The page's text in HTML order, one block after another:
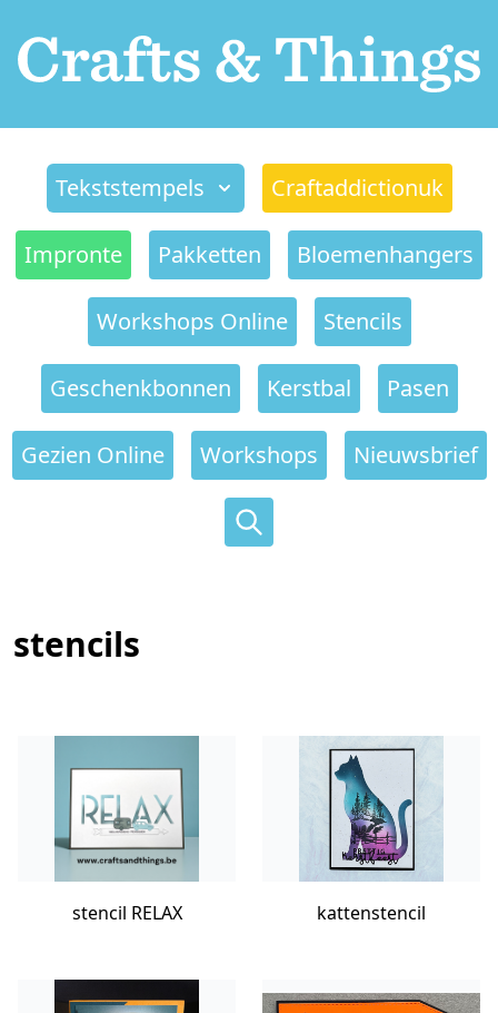
Tekststempels Craftaddictionuk
Impronte Pakketten Bloemenhangers
Workshops Online Stencils
Geschenkbonnen Kerstbal Pasen
Gezien Online Workshops Nieuwsbrief
stencils
stencil RELAX kattenstencil